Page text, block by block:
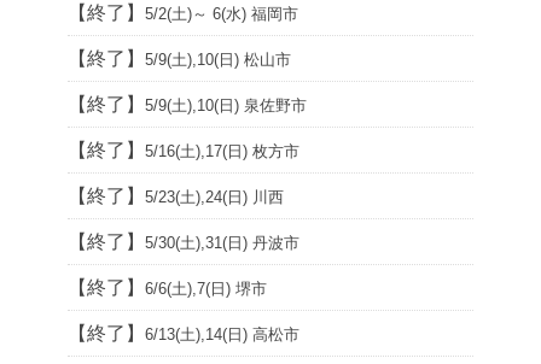
【終了】 5/2(土)～ 6(水) 福岡市
【終了】 5/9(土),10(日) 松山市
【終了】 5/9(土),10(日) 泉佐野市
【終了】 5/16(土),17(日) 枚方市
【終了】 5/23(土),24(日) 川西
【終了】 5/30(土),31(日) 丹波市
【終了】 6/6(土),7(日) 堺市
【終了】 6/13(土),14(日) 高松市